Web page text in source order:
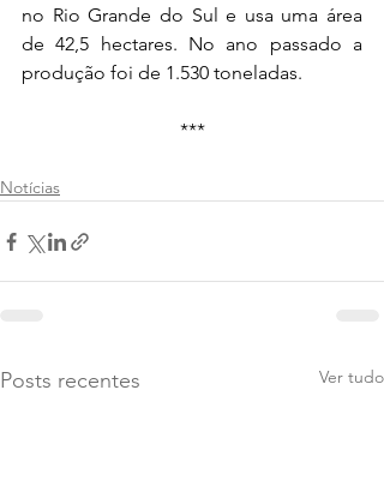
no Rio Grande do Sul e usa uma área
de 42,5 hectares. No ano passado a
produção foi de 1.530 toneladas.
***
Notícias
Posts recentes Ver tudo